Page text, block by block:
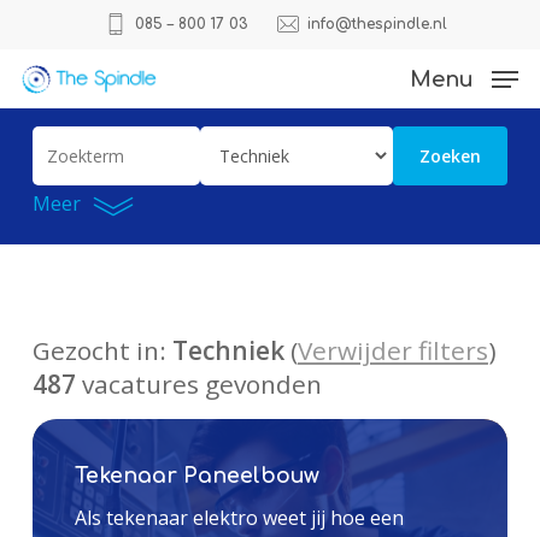
main
content
085 – 800 17 03 info@thespindle.nl
Menu
Gezocht in: Techniek (Verwijder filters)
487 vacatures gevonden
Tekenaar Paneelbouw
Als tekenaar elektro weet jij hoe een
Close
Menu